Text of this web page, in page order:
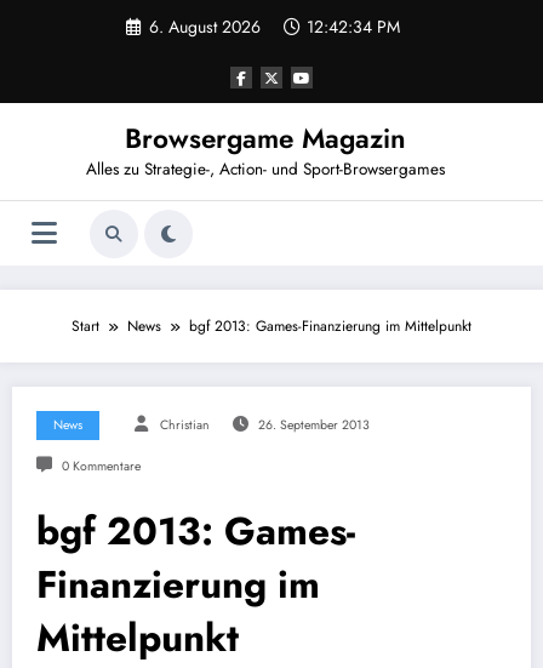
6. August 2026 12:42:35 PM
Browsergame Magazin
Alles zu Strategie-, Action- und Sport-Browsergames
Start News bgf 2013: Games-Finanzierung im Mittelpunkt
News Christian 26. September 2013
0 Kommentare
bgf 2013: Games-
Finanzierung im
Mittelpunkt